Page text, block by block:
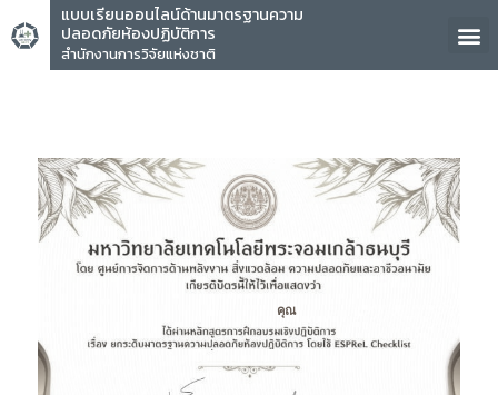
แบบเรียนออนไลน์ด้านมาตรฐานความ
ปลอดภัยห้องปฏิบัติการ
สำนักงานการวิจัยแห่งชาติ
คุณ